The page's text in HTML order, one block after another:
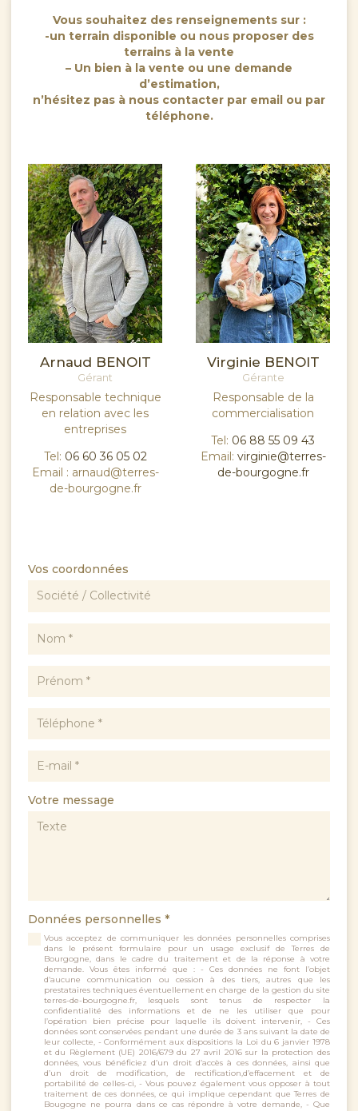
Vous souhaitez des renseignements sur :
-un terrain disponible ou nous proposer des
terrains à la vente
– Un bien à la vente ou une demande
d’estimation,
n’hésitez pas à nous contacter par email ou par
téléphone.
Arnaud BENOIT
Gérant
Responsable technique
en relation avec les
entreprises
Tel: 06 60 36 05 02
Email : arnaud@terres-
de-bourgogne.fr
Virginie BENOIT
Gérante
Responsable de la
commercialisation
Tel: 06 88 55 09 43
Email: virginie@terres-
de-bourgogne.fr
Vos coordonnées
Votre message
Données personnelles *
Vous acceptez de communiquer les données personnelles comprises
dans le présent formulaire pour un usage exclusif de Terres de
Bourgogne, dans le cadre du traitement et de la réponse à votre
demande. Vous êtes informé que : - Ces données ne font l’objet
d’aucune communication ou cession à des tiers, autres que les
prestataires techniques éventuellement en charge de la gestion du site
terres-de-bourgogne.fr, lesquels sont tenus de respecter la
confidentialité des informations et de ne les utiliser que pour
l’opération bien précise pour laquelle ils doivent intervenir, - Ces
données sont conservées pendant une durée de 3 ans suivant la date de
leur collecte, - Conformément aux dispositions la Loi du 6 janvier 1978
et du Règlement (UE) 2016/679 du 27 avril 2016 sur la protection des
données, vous bénéficiez d’un droit d’accès à ces données, ainsi que
d’un droit de modification, de rectification,d’effacement et de
portabilité de celles-ci, - Vous pouvez également vous opposer à tout
traitement de ces données, ce qui implique cependant que Terres de
Bougogne ne pourra dans ce cas répondre à votre demande, - Que